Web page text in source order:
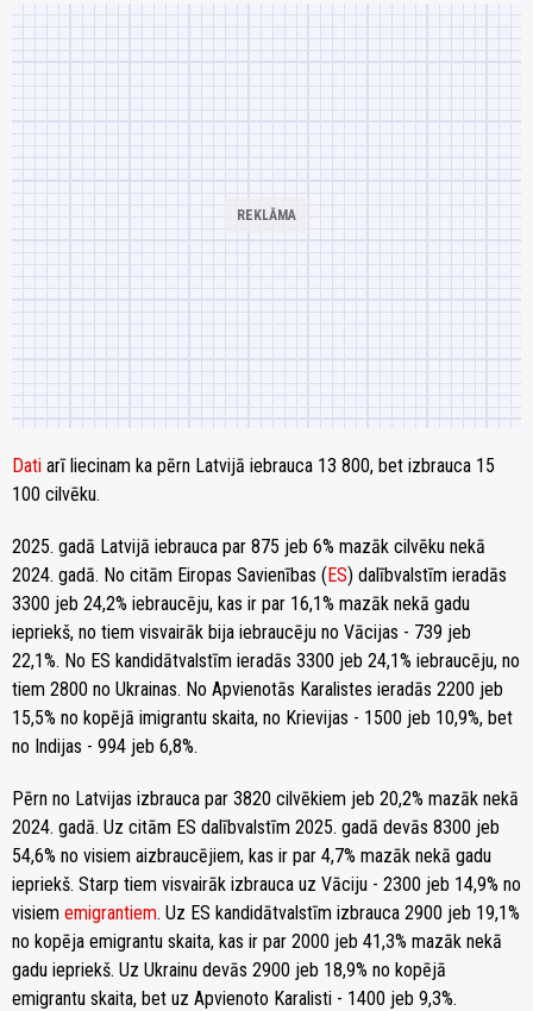
Dati arī liecinam ka pērn Latvijā iebrauca 13 800, bet izbrauca 15
100 cilvēku.
2025. gadā Latvijā iebrauca par 875 jeb 6% mazāk cilvēku nekā
2024. gadā. No citām Eiropas Savienības (ES) dalībvalstīm ieradās
3300 jeb 24,2% iebraucēju, kas ir par 16,1% mazāk nekā gadu
iepriekš, no tiem visvairāk bija iebraucēju no Vācijas - 739 jeb
22,1%. No ES kandidātvalstīm ieradās 3300 jeb 24,1% iebraucēju, no
tiem 2800 no Ukrainas. No Apvienotās Karalistes ieradās 2200 jeb
15,5% no kopējā imigrantu skaita, no Krievijas - 1500 jeb 10,9%, bet
no Indijas - 994 jeb 6,8%.
Pērn no Latvijas izbrauca par 3820 cilvēkiem jeb 20,2% mazāk nekā
2024. gadā. Uz citām ES dalībvalstīm 2025. gadā devās 8300 jeb
54,6% no visiem aizbraucējiem, kas ir par 4,7% mazāk nekā gadu
iepriekš. Starp tiem visvairāk izbrauca uz Vāciju - 2300 jeb 14,9% no
visiem emigrantiem. Uz ES kandidātvalstīm izbrauca 2900 jeb 19,1%
no kopēja emigrantu skaita, kas ir par 2000 jeb 41,3% mazāk nekā
gadu iepriekš. Uz Ukrainu devās 2900 jeb 18,9% no kopējā
emigrantu skaita, bet uz Apvienoto Karalisti - 1400 jeb 9,3%.